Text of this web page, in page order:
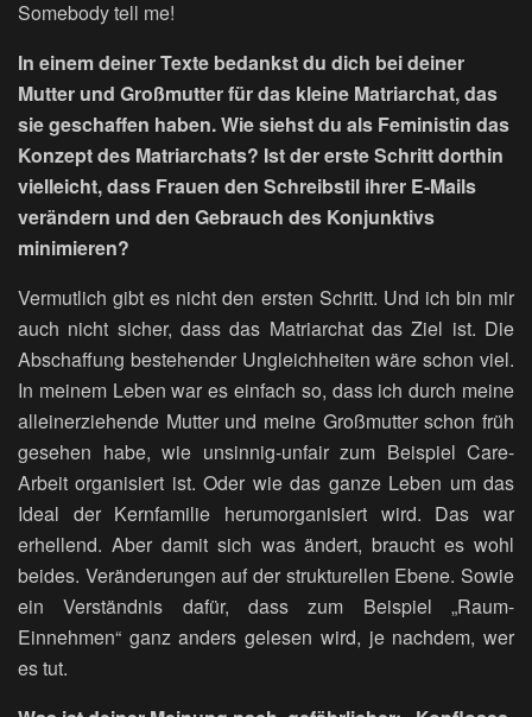
Somebody tell me!
In einem deiner Texte bedankst du dich bei deiner
Mutter und Großmutter für das kleine Matriarchat, das
sie geschaffen haben. Wie siehst du als Feministin das
Konzept des Matriarchats? Ist der erste Schritt dorthin
vielleicht, dass Frauen den Schreibstil ihrer E-Mails
verändern und den Gebrauch des Konjunktivs
minimieren?
Vermutlich gibt es nicht den ersten Schritt. Und ich bin mir
auch nicht sicher, dass das Matriarchat das Ziel ist. Die
Abschaffung bestehender Ungleichheiten wäre schon viel.
In meinem Leben war es einfach so, dass ich durch meine
alleinerziehende Mutter und meine Großmutter schon früh
gesehen habe, wie unsinnig-unfair zum Beispiel Care-
Arbeit organisiert ist. Oder wie das ganze Leben um das
Ideal der Kernfamilie herumorganisiert wird. Das war
erhellend. Aber damit sich was ändert, braucht es wohl
beides. Veränderungen auf der strukturellen Ebene. Sowie
ein Verständnis dafür, dass zum Beispiel „Raum-
Einnehmen“ ganz anders gelesen wird, je nachdem, wer
es tut.